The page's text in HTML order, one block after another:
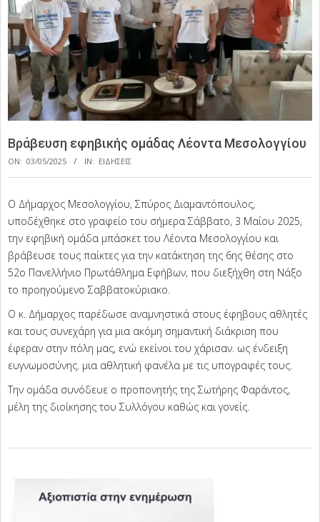
Βράβευση εφηβικής ομάδας Λέοντα Μεσολογγίου
ON: 03/05/2025 IN: ΕΙΔΗΣΕΙΣ
Ο Δήμαρχος Μεσολογγίου, Σπύρος Διαμαντόπουλος,
υποδέχθηκε στο γραφείο του σήμερα Σάββατο, 3 Μαΐου 2025,
την εφηβική ομάδα μπάσκετ του Λέοντα Μεσολογγίου και
βράβευσε τους παίκτες για την κατάκτηση της 6ης θέσης στο
52ο Πανελλήνιο Πρωτάθλημα Εφήβων, που διεξήχθη στη Νάξο
το προηγούμενο Σαββατοκύριακο.
Ο κ. Δήμαρχος παρέδωσε αναμνηστικά στους έφηβους αθλητές
και τους συνεχάρη για μια ακόμη σημαντική διάκριση που
έφεραν στην πόλη μας, ενώ εκείνοι του χάρισαν. ως ένδειξη
ευγνωμοσύνης. μια αθλητική φανέλα με τις υπογραφές τους.
Την ομάδα συνόδευε ο προπονητής της Σωτήρης Φαράντος,
μέλη της διοίκησης του Συλλόγου καθώς και γονείς.